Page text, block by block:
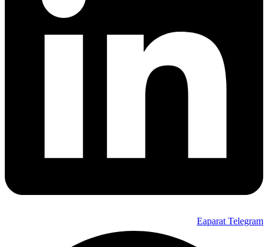
Eaparat Telegram